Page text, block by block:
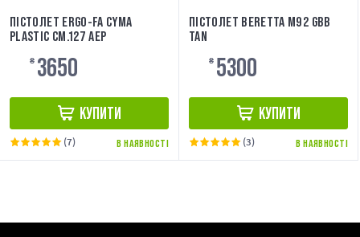
ПІСТОЛЕТ ERGO-FA CYMA
PLASTIC CM.127 AEP
₴ 3650
КУПИТИ
В НАЯВНОСТІ
(7)
ПІСТОЛЕТ BERETTA M92 GBB
TAN
₴ 5300
КУПИТИ
В НАЯВНОСТІ
(3)